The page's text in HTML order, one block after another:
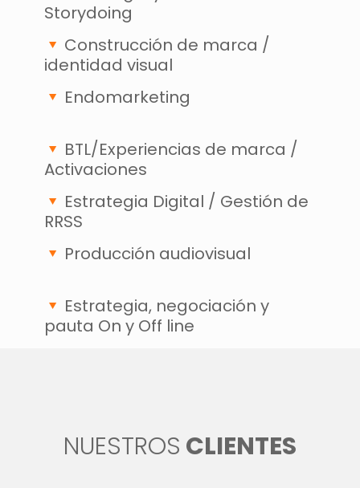
Storydoing
Construcción de marca /
identidad visual
Endomarketing
BTL/Experiencias de marca /
Activaciones
Estrategia Digital / Gestión de
RRSS
Producción audiovisual
Estrategia, negociación y
pauta On y Off line
NUESTROS CLIENTES